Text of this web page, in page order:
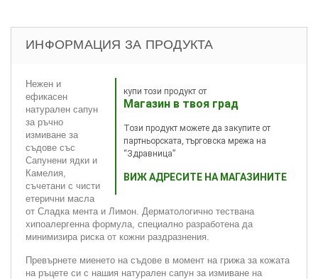
ИНФОРМАЦИЯ ЗА ПРОДУКТА
купи този продукт от
Магазин в твоя град
Този продукт можете да закупите от
партньорската, търговска мрежа на
“Здравница”
ВИЖ АДРЕСИТЕ НА МАГАЗИНИТЕ
Нежен и
ефикасен
натурален сапун
за ръчно
измиване за
съдове със
Сапунени ядки и
Камелия,
съчетани с чисти
етерични масла
от Сладка мента и Лимон. Дерматологично тествана
хипоалергенна формула, специално разработена да
минимизира риска от кожни раздразнения.
Превърнете миенето на съдове в момент на грижа за кожата
на ръцете си с нашия натурален сапун за измиване на